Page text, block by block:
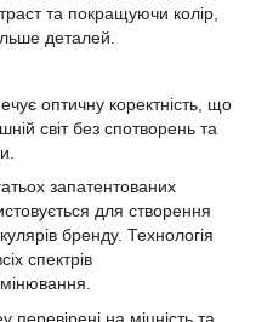
та покращуючи колір,
деталей.
оптичну коректність, що
світ без спотворень та
запатентованих
для створення
бренду. Технологія
спектрів
перевірені на міцність та